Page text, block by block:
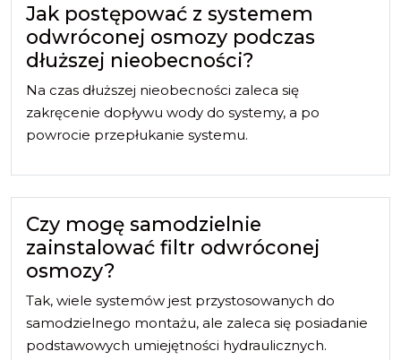
Jak postępować z systemem
odwróconej osmozy podczas
dłuższej nieobecności?
Na czas dłuższej nieobecności zaleca się
zakręcenie dopływu wody do systemy, a po
powrocie przepłukanie systemu.
Czy mogę samodzielnie
zainstalować filtr odwróconej
osmozy?
Tak, wiele systemów jest przystosowanych do
samodzielnego montażu, ale zaleca się posiadanie
podstawowych umiejętności hydraulicznych.